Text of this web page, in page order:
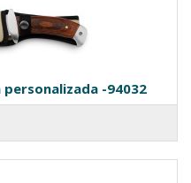
personalizada -94032